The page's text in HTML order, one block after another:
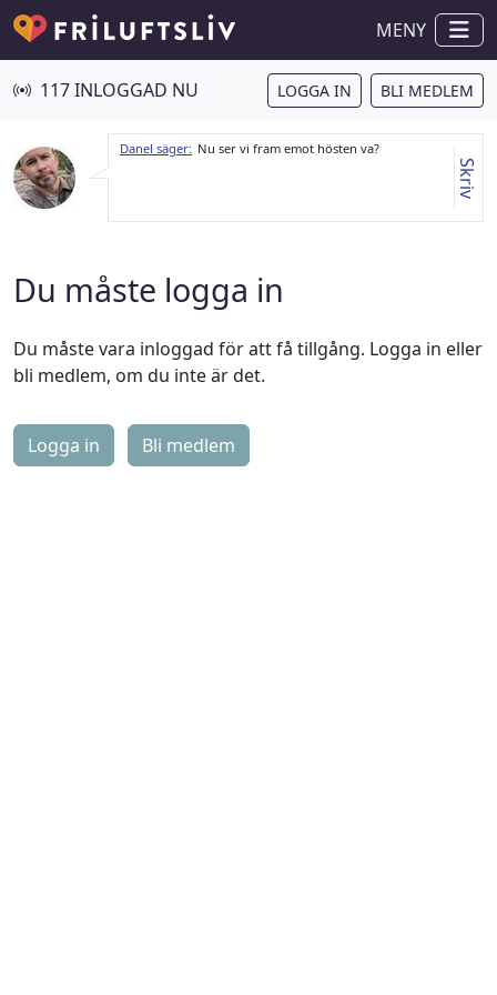
MENY
117 INLOGGAD NU LOGGA IN BLI MEDLEM
Danel säger: Nu ser vi fram emot hösten va?
Skriv
Du måste logga in
Du måste vara inloggad för att få tillgång. Logga in eller
bli medlem, om du inte är det.
Logga in